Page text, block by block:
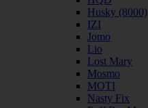
Husky (8000)
IZI
Jomo
Lio
Lost Mary
Mosmo
MOTI
Nasty Fix